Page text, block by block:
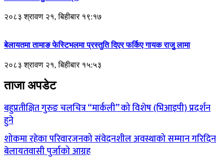
२०८३ श्रावण २१, बिहीबार १९:१७
बेलायतमा तामाङ फेस्टिभलमा प्रस्तुति दिएर फर्किए गायक राजुु लामा
२०८३ श्रावण २१, बिहीबार १५:५३
ताजा अपडेट
बहुप्रतीक्षित गुरुङ चलचित्र “मार्कली” को विशेष (भिआइपी) प्रदर्शन
हुने
शोकमा रहेका परिवारजनको संवेदनशील अवस्थाको सम्मान गरिदिन
बेलायतवासी पुर्जाको आग्रह